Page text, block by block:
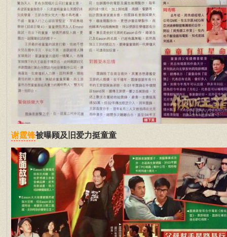
谢霆锋被曝顾及旧爱力挺童童